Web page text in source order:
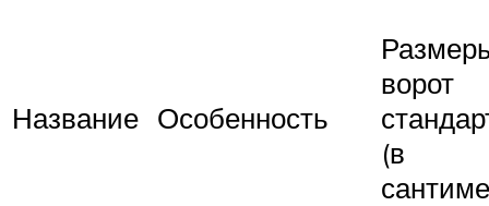
Название Особенность
ворот
(в